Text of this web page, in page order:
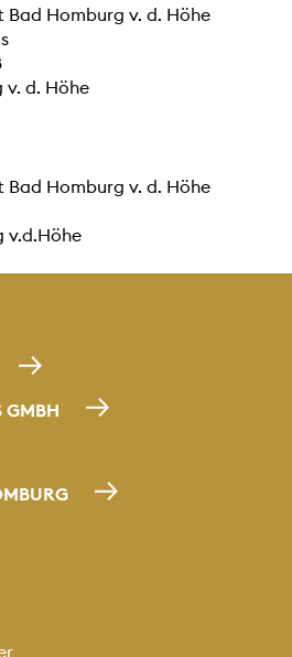
Homburg v. d. Höhe
v. d. Höhe
Homburg v. d. Höhe
v.d.Höhe
GMBH